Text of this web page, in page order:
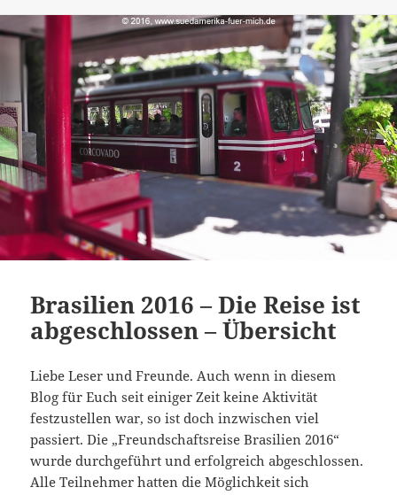
Brasilien 2016 – Die Reise ist
abgeschlossen – Übersicht
Liebe Leser und Freunde. Auch wenn in diesem
Blog für Euch seit einiger Zeit keine Aktivität
festzustellen war, so ist doch inzwischen viel
passiert. Die „Freundschaftsreise Brasilien 2016“
wurde durchgeführt und erfolgreich abgeschlossen.
Alle Teilnehmer hatten die Möglichkeit sich